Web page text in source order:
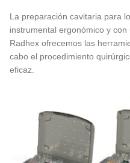
La preparación cavitaria para
instrumental ergonómico y
Radhex ofrecemos las
cabo el procedimiento
eficaz.